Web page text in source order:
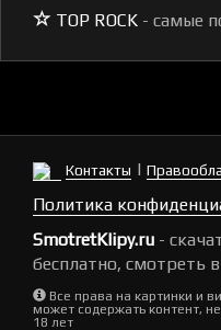
TOP ROCK - самые
Контакты |
Политика
SmotretKlipy.ru -
бесплатно, смотреть
Все права на картинки и
может содержать контент,
18 лет